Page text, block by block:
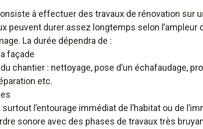
à effectuer des travaux de rénovation sur
peuvent durer assez longtemps selon l’ampleur
La durée dépendra de :
façade
chantier : nettoyage, pose d’un échafaudage,
etc.
l’entourage immédiat de l’habitat ou de
sonore avec des phases de travaux très